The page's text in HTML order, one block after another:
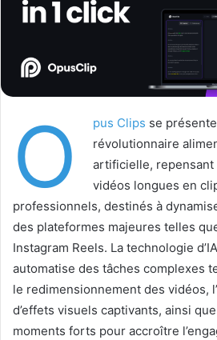
i
e
l
O pus Clips se
révolutionnaire
artificielle,
vidéos longues en
professionnels, destinés à
des plateformes majeures telles
Instagram Reels. La technologie
automatise des tâches complexes
le redimensionnement des vidéos,
d’effets visuels captivants, ainsi
moments forts pour accroître